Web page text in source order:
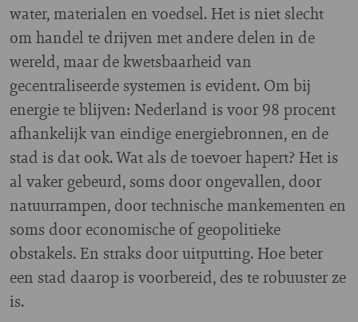
water, materialen en voedsel. Het is niet slecht
om handel te drijven met andere delen in de
wereld, maar de kwetsbaarheid van
gecentraliseerde systemen is evident. Om bij
energie te blijven: Nederland is voor 98 procent
afhankelijk van eindige energiebronnen, en de
stad is dat ook. Wat als de toevoer hapert? Het is
al vaker gebeurd, soms door ongevallen, door
natuurrampen, door technische mankementen en
soms door economische of geopolitieke
obstakels. En straks door uitputting. Hoe beter
een stad daarop is voorbereid, des te robuuster ze
is.